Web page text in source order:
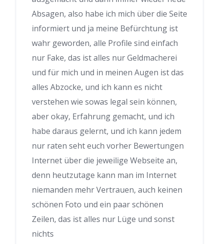
Absagen, also habe ich mich über die Seite
informiert und ja meine Befürchtung ist
wahr geworden, alle Profile sind einfach
nur Fake, das ist alles nur Geldmacherei
und für mich und in meinen Augen ist das
alles Abzocke, und ich kann es nicht
verstehen wie sowas legal sein können,
aber okay, Erfahrung gemacht, und ich
habe daraus gelernt, und ich kann jedem
nur raten seht euch vorher Bewertungen
Internet über die jeweilige Webseite an,
denn heutzutage kann man im Internet
niemanden mehr Vertrauen, auch keinen
schönen Foto und ein paar schönen
Zeilen, das ist alles nur Lüge und sonst
nichts